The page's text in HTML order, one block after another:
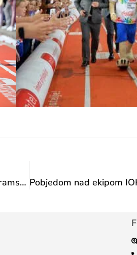
Ministrica Vlaisavljević primila predstavnice Akademije dramskih umjetnosti u Tuzli